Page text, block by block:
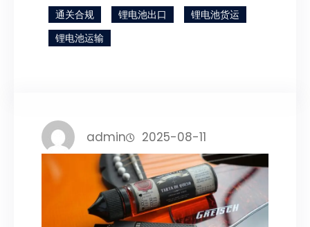
通关合规
锂电池出口
锂电池货运
锂电池运输
admin 2025-08-11